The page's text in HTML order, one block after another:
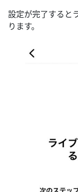
設定が完了すると
ります。